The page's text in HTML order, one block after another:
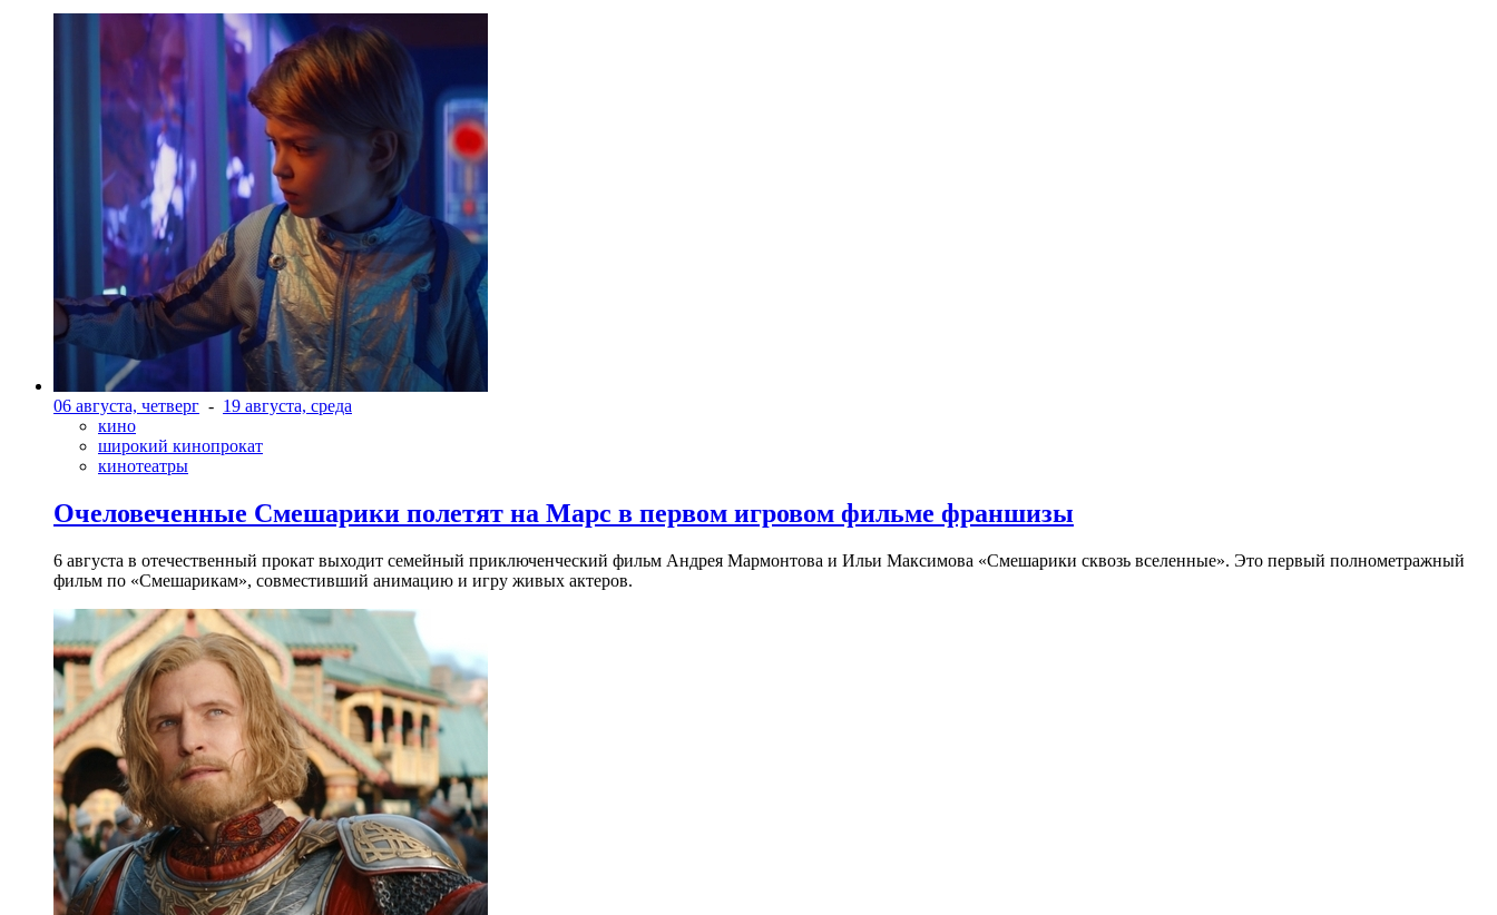
06 августа, четверг - 19 августа, среда
кино
широкий кинопрокат
кинотеатры
Очеловеченные Смешарики полетят на Марс в первом игровом фильме франшизы
6 августа в отечественный прокат выходит семейный приключенческий фильм Андрея Мармонтова и Ильи Максимова «Смешарики сквозь вселенные». Это первый полнометражный
фильм по «Смешарикам», совместивший анимацию и игру живых актеров.